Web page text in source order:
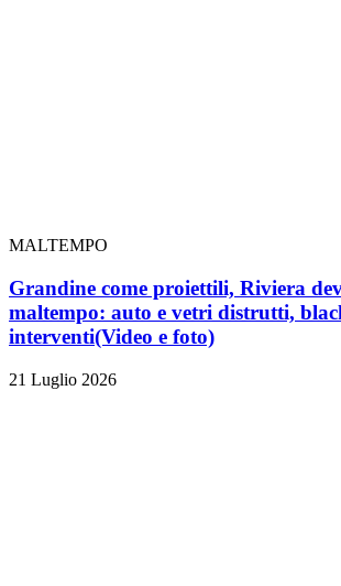
MALTEMPO
Grandine come proiettili, Riviera
maltempo: auto e vetri distrutti,
interventi(Video e foto)
21 Luglio 2026